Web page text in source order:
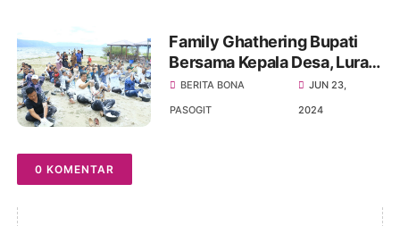
Family Ghathering Bupati
Bersama Kepala Desa, Lurah
Dan Camat Se Kabupaten
Samosir Akrab Penuh Rasa
BERITA BONA
PASOGIT
JUN 23,
2024
0 KOMENTAR